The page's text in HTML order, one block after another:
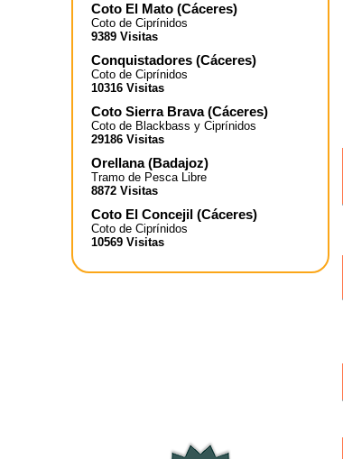
Coto El Mato (Cáceres)
Coto de Ciprínidos
9389 Visitas
Conquistadores (Cáceres)
Coto de Ciprínidos
10316 Visitas
Coto Sierra Brava(Cáceres)
Coto de Blackbass y Ciprínidos
29186 Visitas
Orellana(Badajoz)
Tramo de Pesca Libre
8872 Visitas
Coto El Concejil (Cáceres)
Coto de Ciprínidos
10569 Visitas